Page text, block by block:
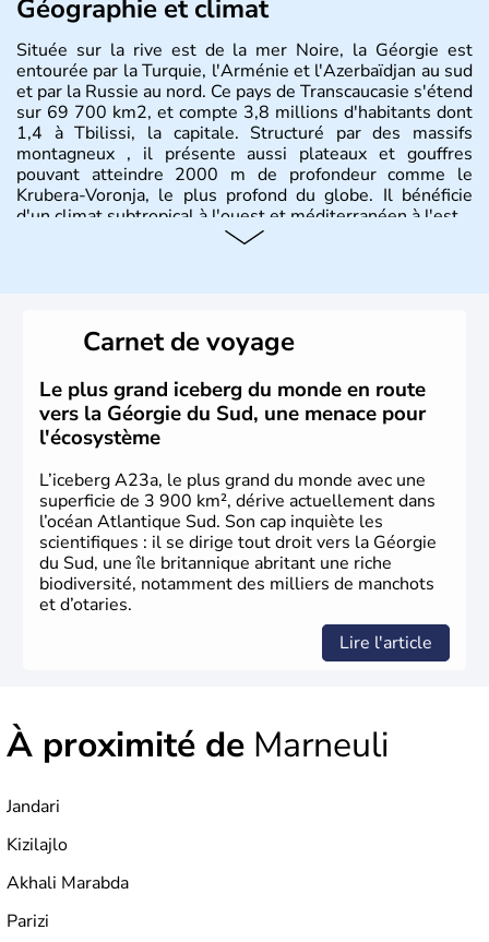
Géographie et climat
Située sur la rive est de la mer Noire, la Géorgie est
entourée par la Turquie, l'Arménie et l'Azerbaïdjan au sud
et par la Russie au nord. Ce pays de Transcaucasie s'étend
sur 69 700 km2, et compte 3,8 millions d'habitants dont
1,4 à Tbilissi, la capitale. Structuré par des massifs
montagneux , il présente aussi plateaux et gouffres
pouvant atteindre 2000 m de profondeur comme le
Krubera-Voronja, le plus profond du globe. Il bénéficie
d'un climat subtropical à l'ouest et méditerranéen à l'est.
Carnet de voyage
Le plus grand iceberg du monde en route
vers la Géorgie du Sud, une menace pour
l'écosystème
L’iceberg A23a, le plus grand du monde avec une
superficie de 3 900 km², dérive actuellement dans
l’océan Atlantique Sud. Son cap inquiète les
scientifiques : il se dirige tout droit vers la Géorgie
du Sud, une île britannique abritant une riche
biodiversité, notamment des milliers de manchots
et d’otaries.
Lire l'article
À proximité de Marneuli
Jandari
Kizilajlo
Akhali Marabda
Parizi